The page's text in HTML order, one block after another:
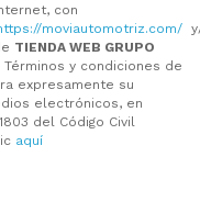
con
moviautomotriz.com/
TIENDA WEB GRUPO
y condiciones de
expresamente su
electrónicos, en
del Código Civil
aquí